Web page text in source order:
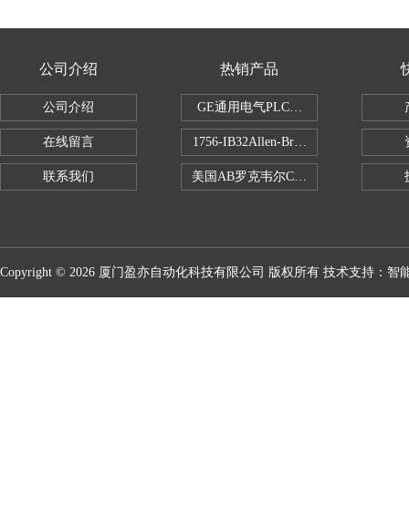
公司介绍
公司介绍
在线留言
联系我们
热销产品
GE通用电气PLC控制器
1756-IB32Allen-Bradley1756IB32数字
美国AB罗克韦尔CPU处理器
Copyright © 2026 厦门盈亦自动化科技有限公司 版权所有 技术支持： 智